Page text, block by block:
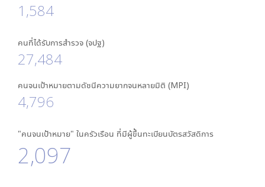
1,584
คนที่ได้รับการสำรวจ (จปฐ)
27,484
คนจนเป้าหมายตามดัชนีความยากจนหลายมิติ (MPI)
4,796
"คนจนเป้าหมาย" ในครัวเรือน ที่มีผู้ขึ้นทะเบียนบัตรสวัสดิการ
2,097